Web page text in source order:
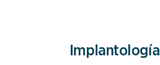
Implantología